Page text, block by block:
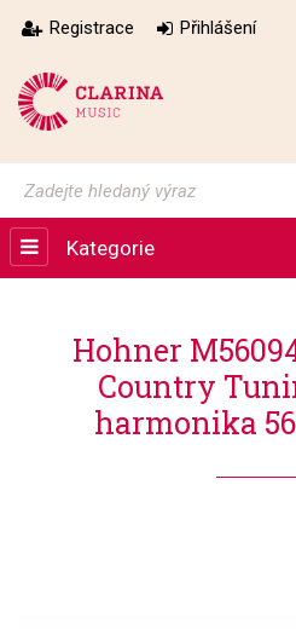
Registrace Přihlášení
Kategorie
Hohner
Country
harmonika